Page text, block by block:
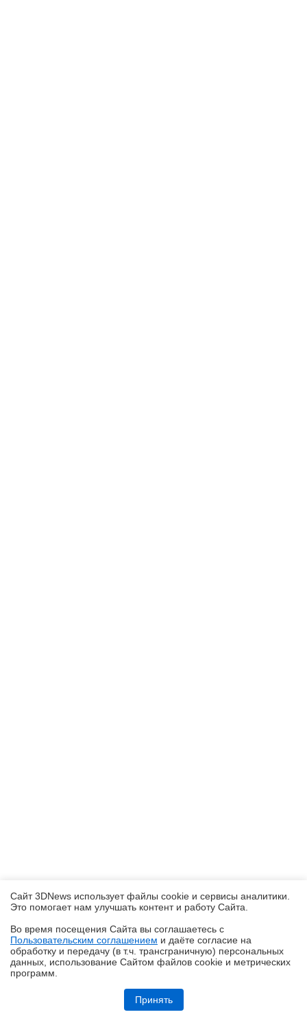
Обзор планшета HUAWEI MatePad Pro Max: на все деньги
Сайт 3DNews использует файлы cookie и сервисы аналитики.
Это помогает нам улучшать контент и работу Cайта.
Во время посещения Cайта вы соглашаетесь с
Пользовательским соглашением и даёте согласие на
обработку и передачу (в т.ч. трансграничную) персональных
данных, использование Cайтом файлов cookie и метрических
программ.
Принять